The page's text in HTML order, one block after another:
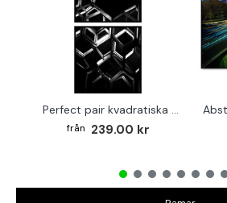
Perfect pair kvadratiska posters - Abstrakt arkitektur
239.00 kr